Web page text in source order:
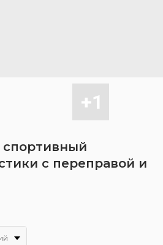
спортивный
с переправой и